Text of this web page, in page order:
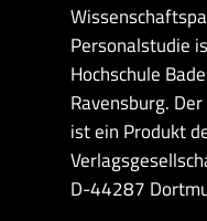
Personalstudie
Hochschule
Ravensburg.
ist ein Produkt
D-44287